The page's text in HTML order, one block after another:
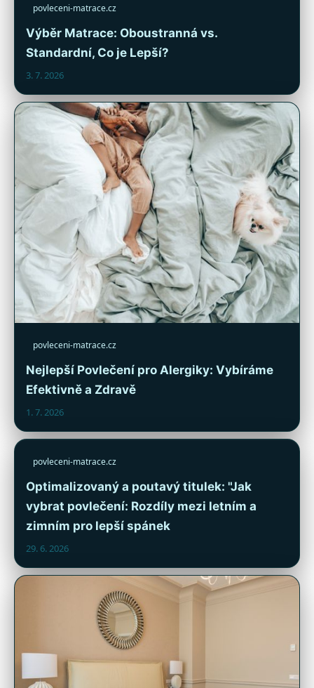
povleceni-matrace.cz
Výběr Matrace: Oboustranná vs.
Standardní, Co je Lepší?
3. 7. 2026
povleceni-matrace.cz
Nejlepší Povlečení pro Alergiky: Vybíráme
Efektivně a Zdravě
1. 7. 2026
povleceni-matrace.cz
Optimalizovaný a poutavý titulek: "Jak
vybrat povlečení: Rozdíly mezi letním a
zimním pro lepší spánek
29. 6. 2026